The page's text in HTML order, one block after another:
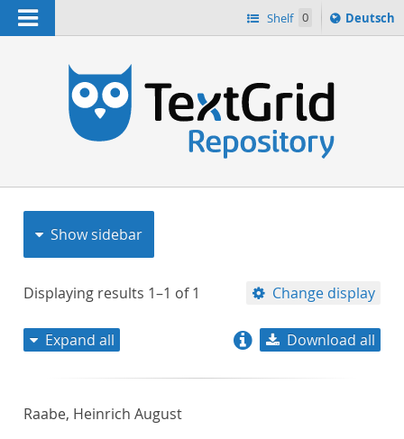
Navigation Shelf 0
Sprache
ï¿½ndern
Deutsch
Show sidebar
Displaying results 1–1 of1 Change display
Expand all Download all
Raabe, Heinrich August